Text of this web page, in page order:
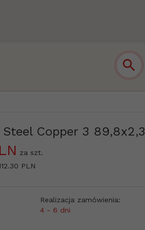
Copper 3 89,8x2,3
za szt.
PLN
Realizacja zamówienia:
4 - 6 dni